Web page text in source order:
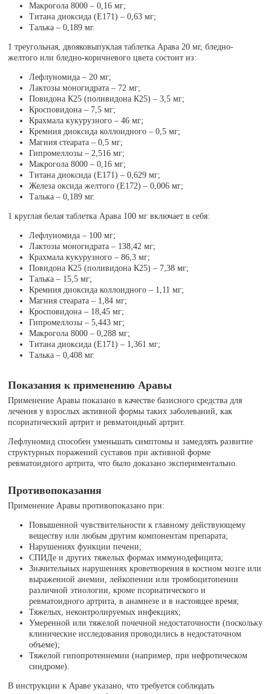
Макрогола 8000 – 0,16 мг;
Титана диоксида (Е171) – 0,63 мг;
Талька – 0,189 мг.
1 треугольная, двояковыпуклая таблетка Арава 20 мг, бледно-
желтого или бледно-коричневого цвета состоит из:
Лефлуномида – 20 мг;
Лактозы моногидрата – 72 мг;
Повидона К25 (поливидона К25) – 3,5 мг;
Кросповидона – 7,5 мг;
Крахмала кукурузного – 46 мг;
Кремния диоксида коллоидного – 0,5 мг;
Магния стеарата – 0,5 мг;
Гипромеллозы – 2,516 мг;
Макрогола 8000 – 0,16 мг;
Титана диоксида (Е171) – 0,629 мг;
Железа оксида желтого (Е172) – 0,006 мг;
Талька – 0,189 мг.
1 круглая белая таблетка Арава 100 мг включает в себя:
Лефлуномида – 100 мг;
Лактозы моногидрата – 138,42 мг;
Крахмала кукурузного – 86,3 мг;
Повидона К25 (поливидона К25) – 7,38 мг;
Талька – 15,5 мг;
Кремния диоксида коллоидного – 1,11 мг;
Магния стеарата – 1,84 мг;
Кросповидона – 18,45 мг;
Гипромеллозы – 5,443 мг;
Макрогола 8000 – 0,288 мг;
Титана диоксида (Е171) – 1,361 мг;
Талька – 0,408 мг.
Показания к применению Аравы
Применение Аравы показано в качестве базисного средства для
лечения у взрослых активной формы таких заболеваний, как
псориатический артрит и ревматоидный артрит.
Лефлуномид способен уменьшать симптомы и замедлять развитие
структурных поражений суставов при активной форме
ревматоидного артрита, что было доказано экспериментально.
Противопоказания
Применение Аравы противопоказано при:
Повышенной чувствительности к главному действующему
веществу или любым другим компонентам препарата;
Нарушениях функции печени;
СПИДе и других тяжелых формах иммунодефицита;
Значительных нарушениях кроветворения в костном мозге или
выраженной анемии, лейкопении или тромбоцитопении
различной этиологии, кроме псориатического и
ревматоидного артрита, в анамнезе и в настоящее время;
Тяжелых, неконтролируемых инфекциях;
Умеренной или тяжелой почечной недостаточности (поскольку
клинические исследования проводились в недостаточном
объеме);
Тяжелой гипопротеинемии (например, при нефротическом
синдроме).
В инструкции к Араве указано, что требуется соблюдать